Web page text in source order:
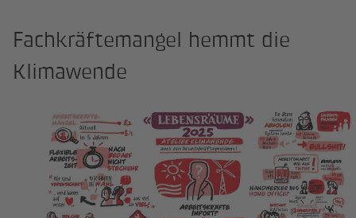
Fachkräftemangel hemmt die
Klimawende